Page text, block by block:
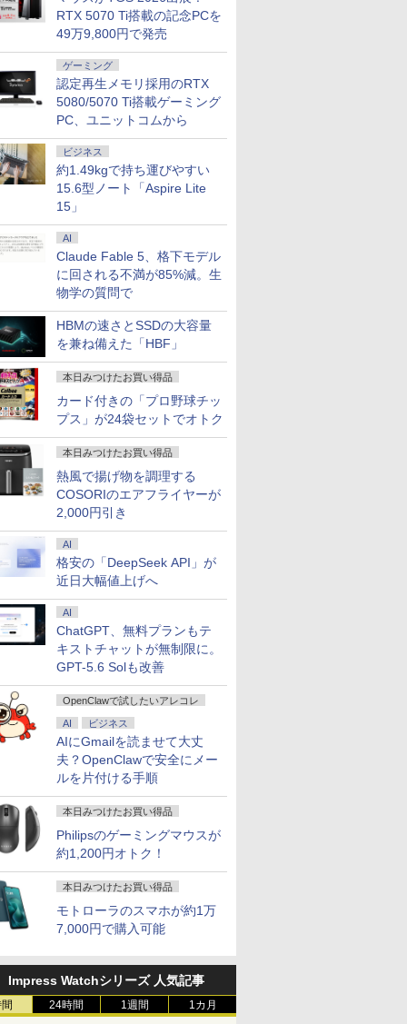
RTX 5070 Ti搭載の記念PCを
49万9,800円で発売
ゲーミング
認定再生メモリ採用のRTX
5080/5070 Ti搭載ゲーミング
PC、ユニットコムから
ビジネス
約1.49kgで持ち運びやすい
15.6型ノート「Aspire Lite
15」
AI
Claude Fable 5、格下モデル
に回される不満が85%減。生
物学の質問で
HBMの速さとSSDの大容量
を兼ね備えた「HBF」
本日みつけたお買い得品
カード付きの「プロ野球チッ
プス」が24袋セットでオトク
本日みつけたお買い得品
熱風で揚げ物を調理する
COSORIのエアフライヤーが
2,000円引き
AI
格安の「DeepSeek API」が
近日大幅値上げへ
AI
ChatGPT、無料プランもテ
キストチャットが無制限に。
GPT-5.6 Solも改善
OpenClawで試したいアレコレ
AI ビジネス
AIにGmailを読ませて大丈
夫？OpenClawで安全にメー
ルを片付ける手順
本日みつけたお買い得品
Philipsのゲーミングマウスが
約1,200円オトク！
本日みつけたお買い得品
モトローラのスマホが約1万
7,000円で購入可能
Impress Watchシリーズ 人気記事
24時間 1週間 1カ月